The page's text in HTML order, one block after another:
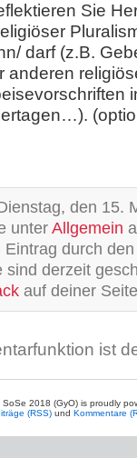
Sie
darf (z.B.
anderen
den 15.
unterAllgemein
Eintrag durch
sind derzeit
auf deiner
ist
SoSe 2018 (GyO) is proudly
(RSS)und Kommentare